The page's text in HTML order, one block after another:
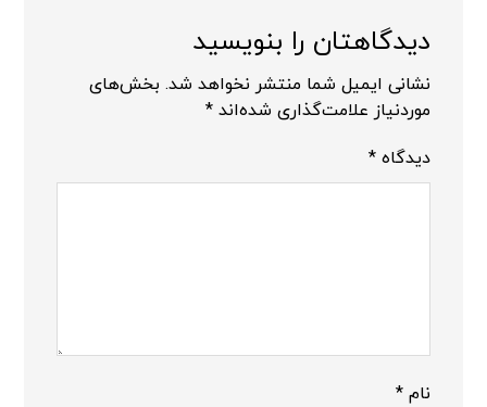
دیدگاهتان را بنویسید
نشانی ایمیل شما منتشر نخواهد شد. بخش‌های
موردنیاز علامت‌گذاری شده‌اند*
دیدگاه*
نام*